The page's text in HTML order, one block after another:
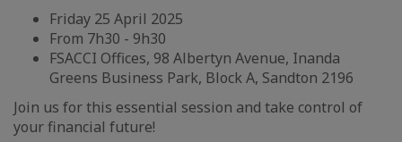
Friday 25 April 2025
From 7h30 - 9h30
FSACCI Offices, 98 Albertyn Avenue, Inanda
Greens Business Park, Block A, Sandton 2196
Join us for this essential session and take control of
your financial future!